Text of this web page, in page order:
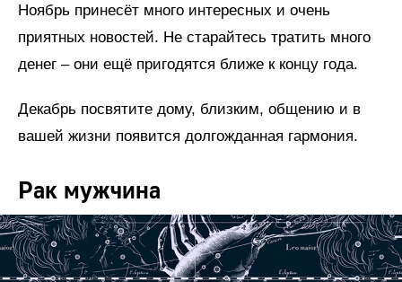
Ноябрь принесёт много интересных и очень
приятных новостей. Не старайтесь тратить много
денег – они ещё пригодятся ближе к концу года.
Декабрь посвятите дому, близким, общению и в
вашей жизни появится долгожданная гармония.
Рак мужчина